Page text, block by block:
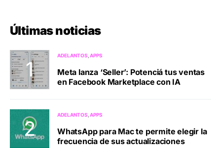
Últimas noticias
ADELANTOS APPS
Meta lanza ‘Seller’: Potenciá tus ventas
en Facebook Marketplace con IA
ADELANTOS APPS
WhatsApp para Mac te permite elegir la
frecuencia de sus actualizaciones